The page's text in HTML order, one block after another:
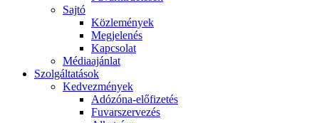
Sajtó
Közlemények
Megjelenés
Kapcsolat
Médiaajánlat
Szolgáltatások
Kedvezmények
Adózóna-előfizetés
Fuvarszervezés